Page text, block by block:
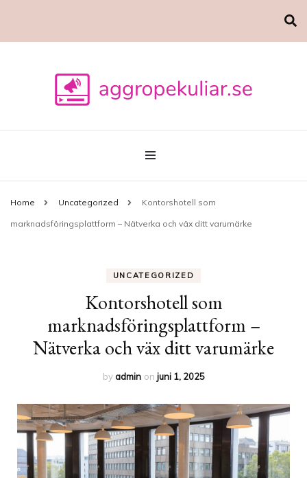
aggropekuliar.se
Home Uncategorized Kontorshotell som
marknadsföringsplattform – Nätverka och väx ditt varumärke
UNCATEGORIZED
Kontorshotell som
marknadsföringsplattform –
Nätverka och väx ditt varumärke
byadmin on juni 1, 2025